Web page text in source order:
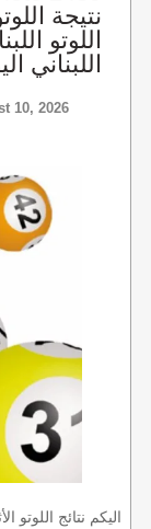
اللوتو
اللبناني
10, 2026